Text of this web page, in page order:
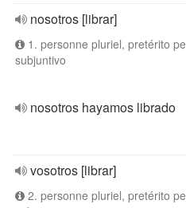
nosotros [librar]
1. personne pluriel, pretérito
subjuntivo
nosotros hayamos librado
vosotros [librar]
2. personne pluriel, pretérito